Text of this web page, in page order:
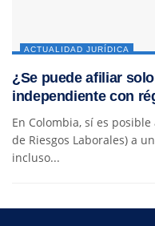
ACTUALIDAD JURÍDICA
¿Se puede afiliar
independiente con
En Colombia, sí es
de Riesgos Laborales) a
incluso...